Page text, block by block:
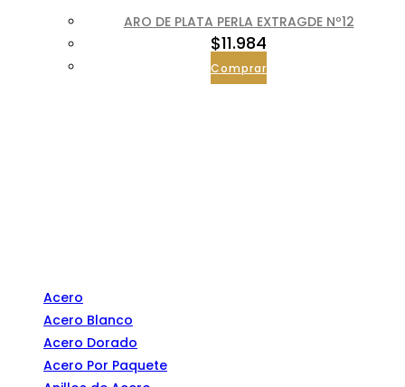
ARO DE PLATA PERLA EXTRAGDE Nº12
$11.984
Comprar
Acero
Acero Blanco
Acero Dorado
Acero Por Paquete